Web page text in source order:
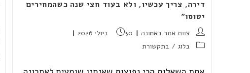
דירה, צריך עכשיו, ולא בעוד חצי שנה כשהמחירים
יטוסו"
מחבר:צוות אתר באמונה פורסם:
30 ביולי 2026
קטגוריה:
בלוג / בתקשורת